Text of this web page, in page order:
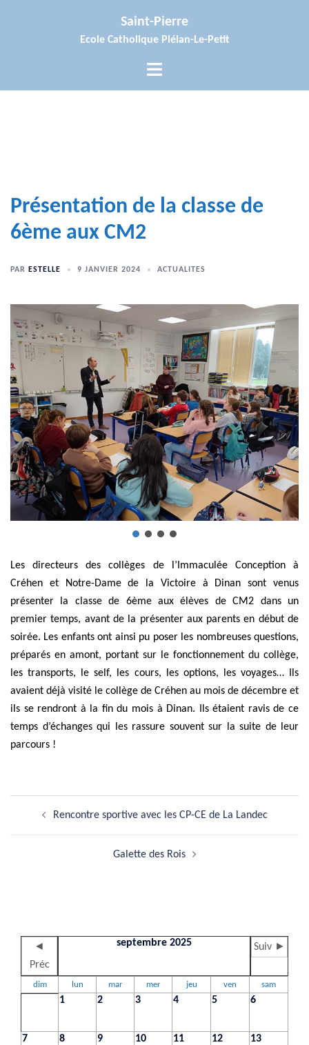
Saint-Pierre
Ecole Catholique Plélan-Le-Petit
Ouvrir/fermer
Présentation de la classe de
6ème aux CM2
PAR ESTELLE 9 JANVIER 2024 ACTUALITES
Les directeurs des collèges de l’Immaculée Conception à
Créhen et Notre-Dame de la Victoire à Dinan sont venus
présenter la classe de 6ème aux élèves de CM2 dans un
premier temps, avant de la présenter aux parents en début de
soirée. Les enfants ont ainsi pu poser les nombreuses questions,
préparés en amont, portant sur le fonctionnement du collège,
les transports, le self, les cours, les options, les voyages… Ils
avaient déjà visité le collège de Créhen au mois de décembre et
ils se rendront à la fin du mois à Dinan. Ils étaient ravis de ce
temps d’échanges qui les rassure souvent sur la suite de leur
parcours !
d’articleRencontre sportive avec les CP-CE de La Landec
Galette des Rois
◄
Préc
septembre 2025 Suiv ►
dim lun mar mer jeu ven sam
1 2 3 4 5 6
7 8 9 10 11 12 13